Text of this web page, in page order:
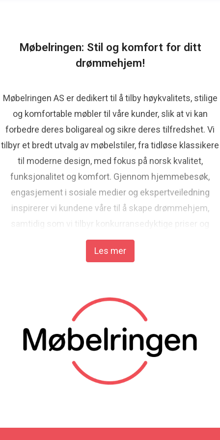
Møbelringen: Stil og komfort for ditt
drømmehjem!
Les mer
Møbelringen AS er dedikert til å tilby høykvalitets, stilige
og komfortable møbler til våre kunder, slik at vi kan
forbedre deres boligareal og sikre deres tilfredshet. Vi
tilbyr et bredt utvalg av møbelstiler, fra tidløse klassikere
til moderne design, med fokus på norsk kvalitet,
funksjonalitet og komfort. Gjennom hjemmebesøk,
engasjement i sosiale medier og ekspertveiledning
inspirerer vi kundene våre til å skape drømmehjem,
samtidig som vi tilbyr konkurransedyktige priser og
eksklusive samlinger.